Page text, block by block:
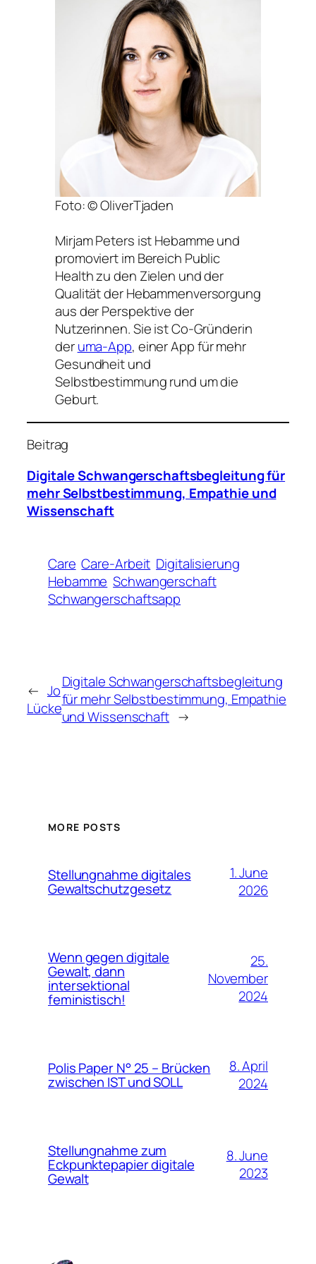
Foto: © OliverTjaden
Mirjam Peters ist Hebamme und
promoviert im Bereich Public
Health zu den Zielen und der
Qualität der Hebammenversorgung
aus der Perspektive der
Nutzerinnen. Sie ist Co-Gründerin
deruma-App, einer App für mehr
Gesundheit und
Selbstbestimmung rund um die
Geburt.
Beitrag
Digitale Schwangerschaftsbegleitung für
mehr Selbstbestimmung, Empathie und
Wissenschaft
Care Care-Arbeit Digitalisierung
Hebamme Schwangerschaft
Schwangerschaftsapp
← Jo
Lücke
Digitale Schwangerschaftsbegleitung
für mehr Selbstbestimmung, Empathie
und Wissenschaft →
MORE POSTS
Stellungnahme digitales
Gewaltschutzgesetz
1. June
2026
Wenn gegen digitale
Gewalt, dann
intersektional
feministisch!
25.
November
2024
Polis Paper N° 25 – Brücken
zwischen IST und SOLL
8. April
2024
Stellungnahme zum
Eckpunktepapier digitale
Gewalt
8. June
2023